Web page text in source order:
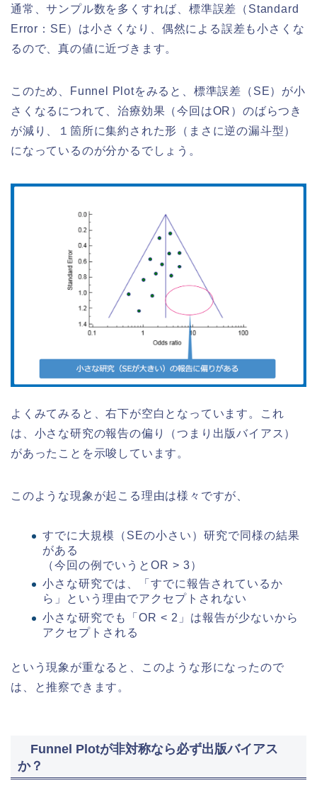
通常、サンプル数を多くすれば、標準誤差（Standard
Error：SE）は小さくなり、偶然による誤差も小さくな
るので、真の値に近づきます。
このため、Funnel Plotをみると、標準誤差（SE）が小
さくなるにつれて、治療効果（今回はOR）のばらつき
が減り、１箇所に集約された形（まさに逆の漏斗型）
になっているのが分かるでしょう。
よくみてみると、右下が空白となっています。これ
は、小さな研究の報告の偏り（つまり出版バイアス）
があったことを示唆しています。
このような現象が起こる理由は様々ですが、
すでに大規模（SEの小さい）研究で同様の結果
がある
（今回の例でいうとOR > 3）
小さな研究では、「すでに報告されているか
ら」という理由でアクセプトされない
小さな研究でも「OR < 2」は報告が少ないから
アクセプトされる
という現象が重なると、このような形になったので
は、と推察できます。
Funnel Plotが非対称なら必ず出版バイアス
か？